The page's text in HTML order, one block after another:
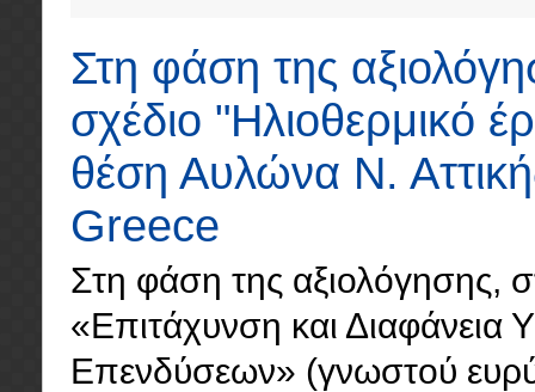
Στη φάση της
σχέδιο "Ηλιοθερμικό
θέση Αυλώνα Ν.
Greece
Στη φάση της αξιολόγησης,
«Επιτάχυνση και Διαφάνεια
Επενδύσεων» (γνωστού